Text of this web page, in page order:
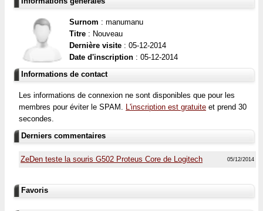
Surnom : manumanu
Titre : Nouveau
Dernière visite : 05-12-2014
Date d'inscription : 05-12-2014
Informations de contact
Les informations de connexion ne sont disponibles que pour les
membres pour éviter le SPAM. L'inscription est gratuite et prend 30
secondes.
Derniers commentaires
05/12/2014
ZeDen teste la souris G502 Proteus Core de Logitech
Favoris